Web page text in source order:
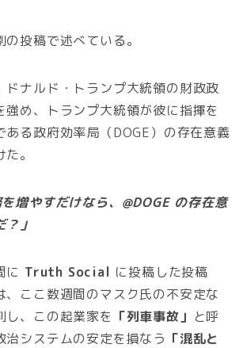
投稿で述べている。
ドナルド・トランプ大統領の財政政
強め、トランプ大統領が彼に指揮を
ある政府効率局（DOGE）の存在意義
。
増やすだけなら、@DOGE の存在意
」
に Truth Social に投稿した投稿
、ここ数週間のマスク氏の不安定な
し、この起業家を 「列車事故」 と呼
治システムの安定を損なう 「混乱と